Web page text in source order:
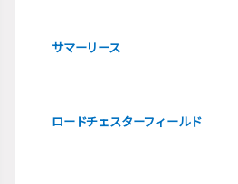
サマーリース
ロードチェスターフィールド